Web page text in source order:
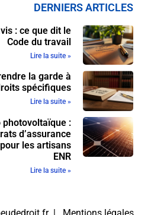
DERNIERS ARTICLES
: ce que dit le
Code du travail
Lire la suite »
la garde à
spécifiques
Lire la suite »
:
d’assurance
les artisans
ENR
Lire la suite »
| Mentions légales